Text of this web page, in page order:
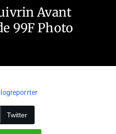
Avant
99F Photo
Twitter